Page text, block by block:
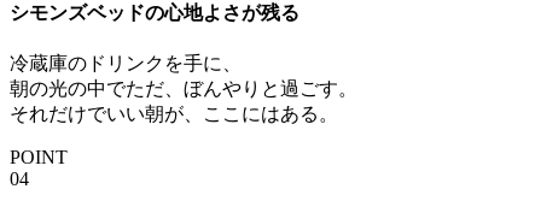
シモンズベッドの心地よさが残る
冷蔵庫のドリンクを手に、
朝の光の中でただ、ぼんやりと過ごす。
それだけでいい朝が、ここにはある。
POINT
04